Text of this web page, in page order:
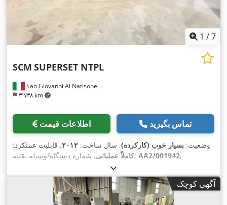
1 /7
San Giovanni Al Natisone
۳٬۷۳۸ km
SCM SUPERSET NTPL
اطلاعات قیمت تماس بگیرید
وضعیت: بسیار خوب (کارکرده), سال ساخت: ۲۰۱۲, قابلیت عملکرد:
کاملاً عملیاتی, شماره دستگاه/وسیله نقلیه: AA2/001942,
آگهی کوچک